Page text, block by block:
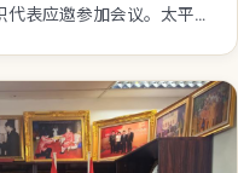
表应邀参加会议。太平洋